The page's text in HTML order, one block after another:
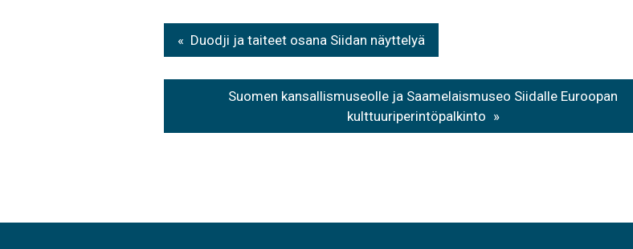
Artikkelien
selaus
Duodji ja taiteet osana Siidan näyttelyä
Suomen kansallismuseolle ja Saamelaismuseo Siidalle Euroopan
kulttuuriperintöpalkinto